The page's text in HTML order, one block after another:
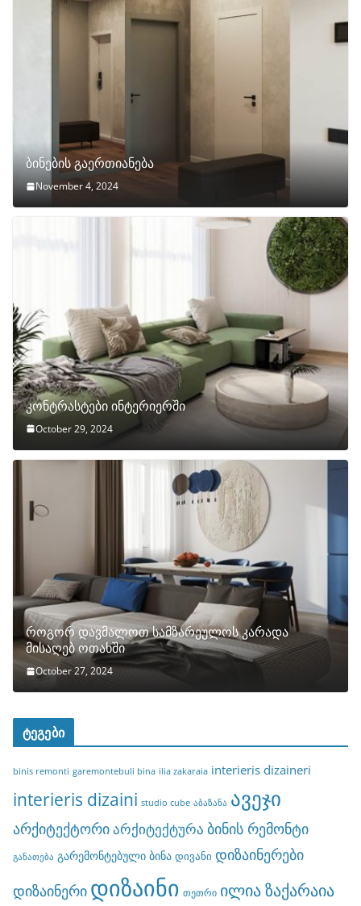
ბინების გაერთიანება
November 4, 2024
კონტრასტები ინტერიერში
October 29, 2024
როგორ დავმალოთ სამზარეულოს კარადა
მისაღებ ოთახში
October 27, 2024
ტეგები
binis remonti garemontebuli bina ilia zakaraia interieris dizaineri
interieris dizaini studio cube აბაზანა ავეჯი
არქიტექტორიარქიტექტურა ბინის რემონტი
განათება გარემონტებული ბინა დივანი დიზაინერები
დიზაინერი დიზაინი თეთრი ილია ზაქარაია